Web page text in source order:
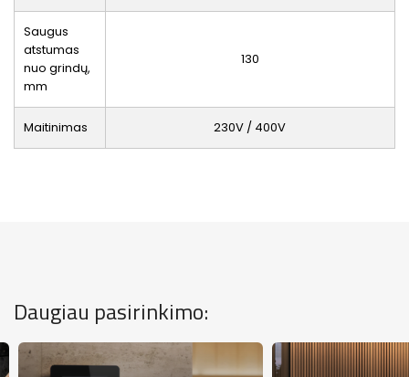
Saugus
atstumas
nuo grindų,
mm
130
Maitinimas 230V / 400V
Daugiau pasirinkimo: